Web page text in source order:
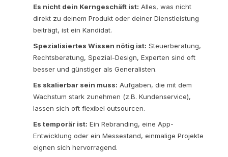
Es nicht dein Kerngeschäft ist: Alles, was nicht
direkt zu deinem Produkt oder deiner Dienstleistung
beiträgt, ist ein Kandidat.
Spezialisiertes Wissen nötig ist: Steuerberatung,
Rechtsberatung, Spezial-Design, Experten sind oft
besser und günstiger als Generalisten.
Es skalierbar sein muss: Aufgaben, die mit dem
Wachstum stark zunehmen (z.B. Kundenservice),
lassen sich oft flexibel outsourcen.
Es temporär ist: Ein Rebranding, eine App-
Entwicklung oder ein Messestand, einmalige Projekte
eignen sich hervorragend.